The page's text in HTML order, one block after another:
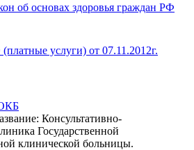
об основах здоровья граждан РФ
услуги) от 07.11.2012г.
Консультативно-
Государственной
клинической больницы.